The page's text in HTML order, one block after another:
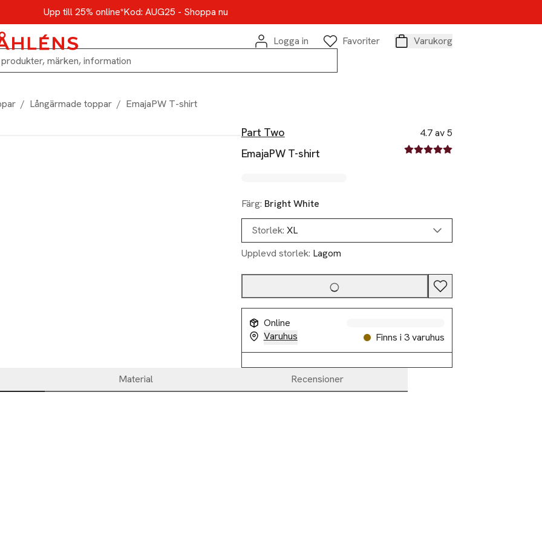
Upp till 25% online*Kod: AUG25 - Shoppa nu
Logga in
Favoriter
Varukorg
/ Långärmade toppar / EmajaPW T-shirt
Part Two
EmajaPW T-shirt
4.7 av 5
4.7 av fem stjärnor
Färg: Bright White
Storlek: XL
Upplevd storlek: Lagom
Online
Varuhus
Finns i 3 varuhus
Material Recensioner